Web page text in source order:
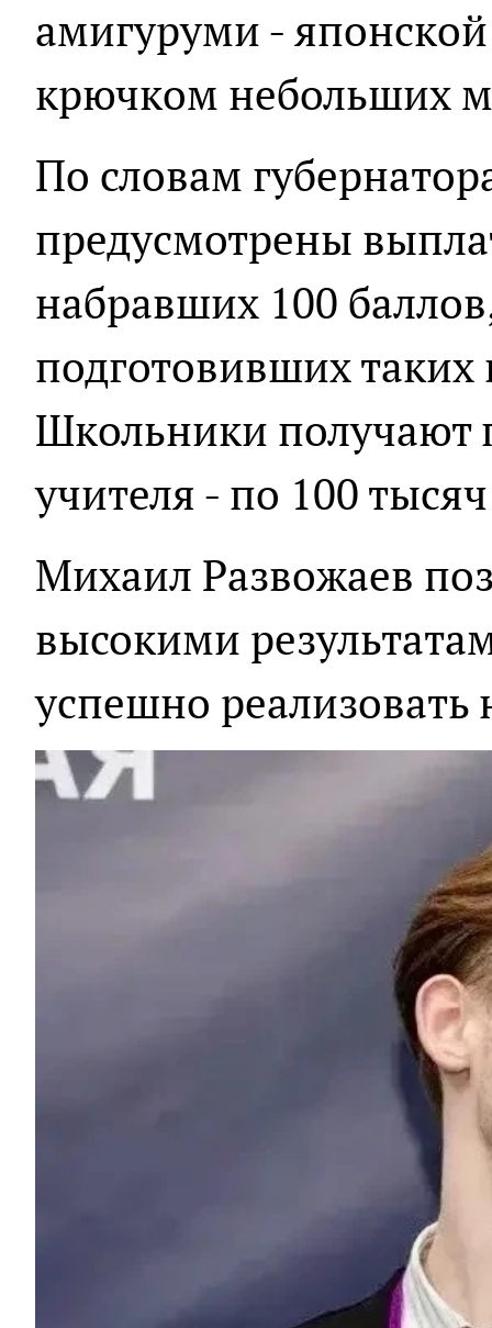
амигуруми -
крючком небольших
По словам
предусмотрены
набравших 100
подготовивших
Школьники получают
учителя - по 100
Михаил Развожаев
высокими
успешно